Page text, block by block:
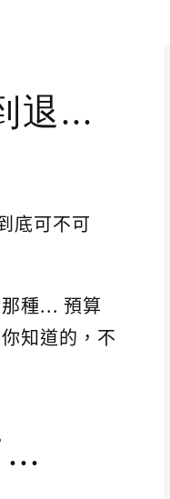
退...
底可不可
種... 預算
知道的，不